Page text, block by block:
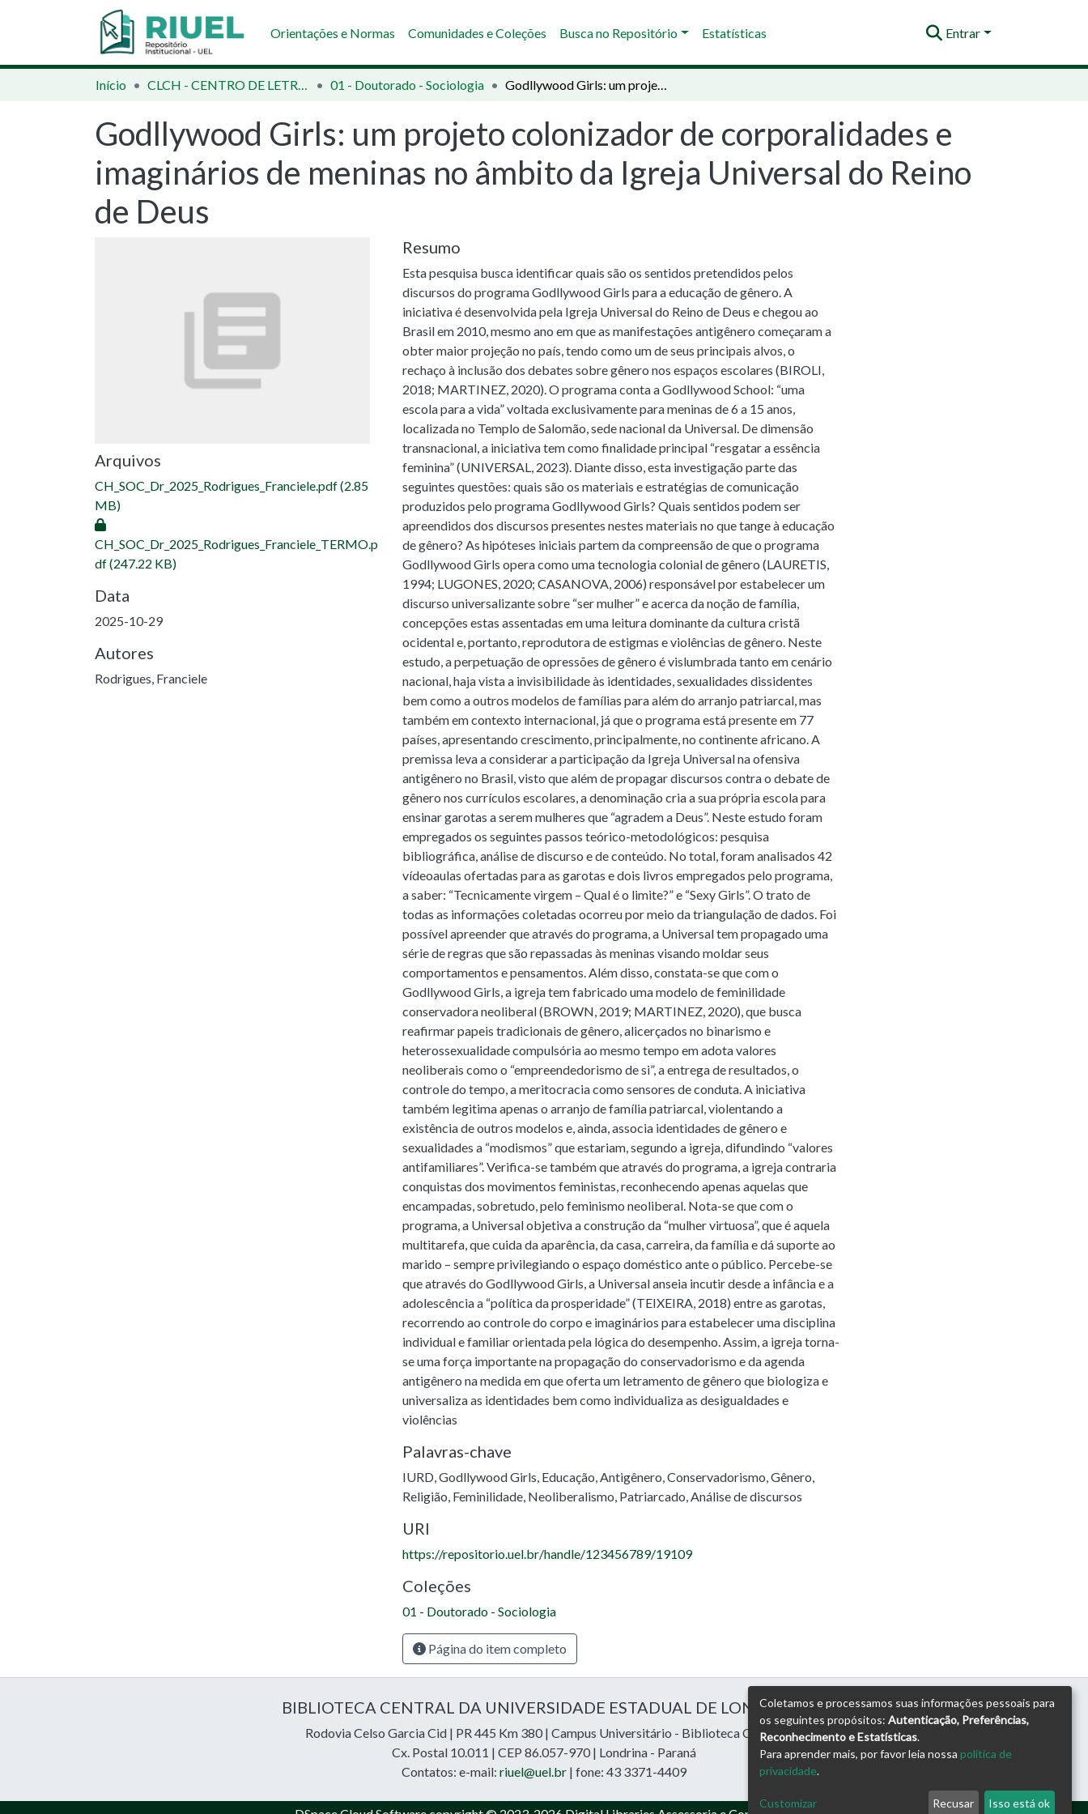
Orientações e Normas Comunidades e Coleções Busca no Repositório Estatísticas Entrar
Início CLCH - CENTRO DE LETRAS E CIÊNCIAS HUMANAS 01 - Doutorado - Sociologia Godllywood Girls: um projeto colonizador de corporalidades e imaginários de meninas no âmbito da Igreja Universal do Reino de Deus
Godllywood Girls: um projeto colonizador de corporalidades e
imaginários de meninas no âmbito da Igreja Universal do Reino
de Deus
Arquivos
CH_SOC_Dr_2025_Rodrigues_Franciele.pdf(2.85
MB)
CH_SOC_Dr_2025_Rodrigues_Franciele_TERMO.p
df(247.22 KB)
Data
2025-10-29
Autores
Rodrigues, Franciele
Resumo
Esta pesquisa busca identificar quais são os sentidos pretendidos pelos
discursos do programa Godllywood Girls para a educação de gênero. A
iniciativa é desenvolvida pela Igreja Universal do Reino de Deus e chegou ao
Brasil em 2010, mesmo ano em que as manifestações antigênero começaram a
obter maior projeção no país, tendo como um de seus principais alvos, o
rechaço à inclusão dos debates sobre gênero nos espaços escolares (BIROLI,
2018; MARTINEZ, 2020). O programa conta a Godllywood School: “uma
escola para a vida” voltada exclusivamente para meninas de 6 a 15 anos,
localizada no Templo de Salomão, sede nacional da Universal. De dimensão
transnacional, a iniciativa tem como finalidade principal “resgatar a essência
feminina” (UNIVERSAL, 2023). Diante disso, esta investigação parte das
seguintes questões: quais são os materiais e estratégias de comunicação
produzidos pelo programa Godllywood Girls? Quais sentidos podem ser
apreendidos dos discursos presentes nestes materiais no que tange à educação
de gênero? As hipóteses iniciais partem da compreensão de que o programa
Godllywood Girls opera como uma tecnologia colonial de gênero (LAURETIS,
1994; LUGONES, 2020; CASANOVA, 2006) responsável por estabelecer um
discurso universalizante sobre “ser mulher” e acerca da noção de família,
concepções estas assentadas em uma leitura dominante da cultura cristã
ocidental e, portanto, reprodutora de estigmas e violências de gênero. Neste
estudo, a perpetuação de opressões de gênero é vislumbrada tanto em cenário
nacional, haja vista a invisibilidade às identidades, sexualidades dissidentes
bem como a outros modelos de famílias para além do arranjo patriarcal, mas
também em contexto internacional, já que o programa está presente em 77
países, apresentando crescimento, principalmente, no continente africano. A
premissa leva a considerar a participação da Igreja Universal na ofensiva
antigênero no Brasil, visto que além de propagar discursos contra o debate de
gênero nos currículos escolares, a denominação cria a sua própria escola para
ensinar garotas a serem mulheres que “agradem a Deus”. Neste estudo foram
empregados os seguintes passos teórico-metodológicos: pesquisa
bibliográfica, análise de discurso e de conteúdo. No total, foram analisados 42
vídeoaulas ofertadas para as garotas e dois livros empregados pelo programa,
a saber: “Tecnicamente virgem – Qual é o limite?” e “Sexy Girls”. O trato de
todas as informações coletadas ocorreu por meio da triangulação de dados. Foi
possível apreender que através do programa, a Universal tem propagado uma
série de regras que são repassadas às meninas visando moldar seus
comportamentos e pensamentos. Além disso, constata-se que com o
Godllywood Girls, a igreja tem fabricado uma modelo de feminilidade
conservadora neoliberal (BROWN, 2019; MARTINEZ, 2020), que busca
reafirmar papeis tradicionais de gênero, alicerçados no binarismo e
heterossexualidade compulsória ao mesmo tempo em adota valores
neoliberais como o “empreendedorismo de si”, a entrega de resultados, o
controle do tempo, a meritocracia como sensores de conduta. A iniciativa
também legitima apenas o arranjo de família patriarcal, violentando a
existência de outros modelos e, ainda, associa identidades de gênero e
sexualidades a “modismos” que estariam, segundo a igreja, difundindo “valores
antifamiliares”. Verifica-se também que através do programa, a igreja contraria
conquistas dos movimentos feministas, reconhecendo apenas aquelas que
encampadas, sobretudo, pelo feminismo neoliberal. Nota-se que com o
programa, a Universal objetiva a construção da “mulher virtuosa”, que é aquela
multitarefa, que cuida da aparência, da casa, carreira, da família e dá suporte ao
marido – sempre privilegiando o espaço doméstico ante o público. Percebe-se
que através do Godllywood Girls, a Universal anseia incutir desde a infância e a
adolescência a “política da prosperidade” (TEIXEIRA, 2018) entre as garotas,
recorrendo ao controle do corpo e imaginários para estabelecer uma disciplina
individual e familiar orientada pela lógica do desempenho. Assim, a igreja torna-
se uma força importante na propagação do conservadorismo e da agenda
antigênero na medida em que oferta um letramento de gênero que biologiza e
universaliza as identidades bem como individualiza as desigualdades e
violências
Palavras-chave
IURD,Godllywood Girls, Educação,Antigênero,Conservadorismo,Gênero,
Religião, Feminilidade, Neoliberalismo, Patriarcado,Análise de discursos
URI
https://repositorio.uel.br/handle/123456789/19109
Coleções
01 - Doutorado - Sociologia
Página do item completo
BIBLIOTECA CENTRAL DA UNIVERSIDADE ESTADUAL DE LONDRINA
Rodovia Celso Garcia Cid | PR 445 Km 380 | Campus Universitário - Biblioteca Central
Cx. Postal 10.011 | CEP 86.057-970 | Londrina - Paraná
Contatos: e-mail: riuel@uel.br | fone: 43 3371-4409
Coletamos e processamos suas informações pessoais para
os seguintes propósitos: Autenticação, Preferências,
Reconhecimento e Estatísticas.
Para aprender mais, por favor leia nossa política de
privacidade.
Customizar Recusar Isso está ok